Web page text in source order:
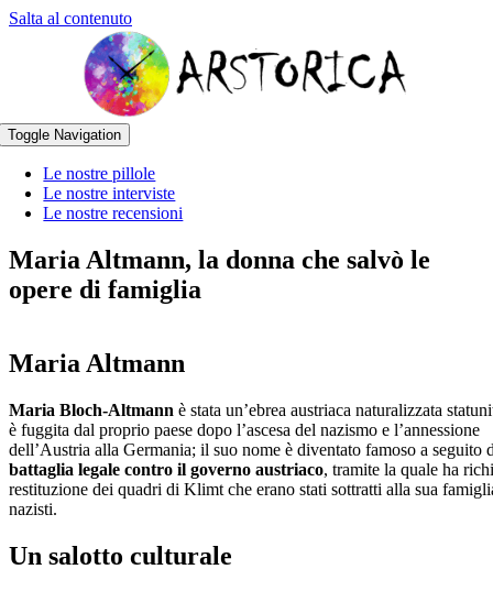
Salta al contenuto
Toggle Navigation
Le nostre pillole
Le nostre interviste
Le nostre recensioni
Maria Altmann, la donna che salvò le
opere di famiglia
Maria Altmann
Maria Bloch-Altmann è stata un’ebrea austriaca naturalizzata
è fuggita dal proprio paese dopo l’ascesa del nazismo e l’annessione
dell’Austria alla Germania; il suo nome è diventato famoso a seguito
battaglia legale contro il governo austriaco, tramite la quale ha
restituzione dei quadri di Klimt che erano stati sottratti alla sua
nazisti.
Un salotto culturale